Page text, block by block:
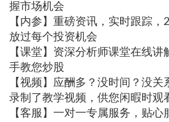
握市场机会
【内参】重磅资讯，实时跟踪
放过每个投资机会
【课堂】资深分析师课堂在线
手教您炒股
【视频】应酬多？没时间？没
录制了教学视频，供您闲暇时观
【客服】一对一专属服务，贴心